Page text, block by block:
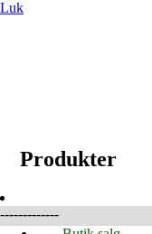
Luk
Produkter
-------------